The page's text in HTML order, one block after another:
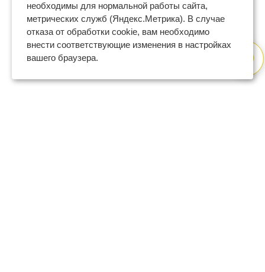
необходимы для нормальной работы сайта,
метрических служб (Яндекс.Метрика). В случае
отказа от обработки cookie, вам необходимо
внести соответствующие изменения в настройках
вашего браузера.